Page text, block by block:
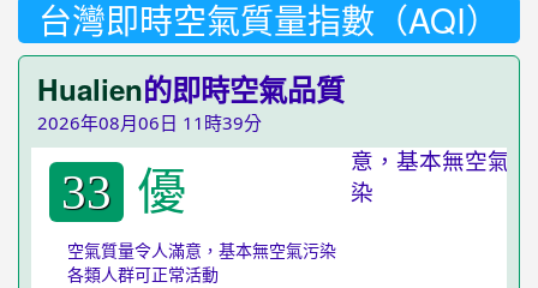
台灣即時空氣質量指數（AQI）
Hualien的即時空氣品質
2026年08月06日 11時39分
33 優
空氣質量令人滿意，基本無空氣污染
各類人群可正常活動